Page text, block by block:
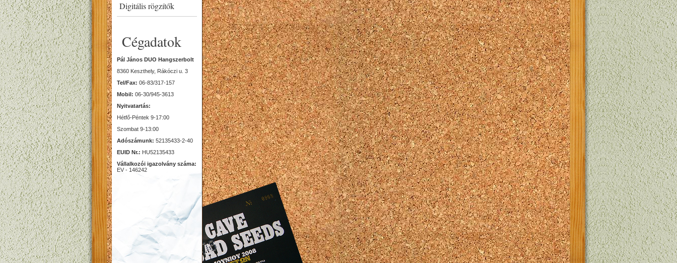
Digitális rögzítők
Cégadatok
Pál János DUO Hangszerbolt
8360 Keszthely, Rákóczi u. 3
Tel/Fax: 06-83/317-157
Mobil: 06-30/945-3613
Nyitvatartás:
Hétfő-Péntek 9-17:00
Szombat 9-13:00
Adószámunk: 52135433-2-40
EUID Nr.: HU52135433
Vállalkozói igazolvány száma:
EV - 146242